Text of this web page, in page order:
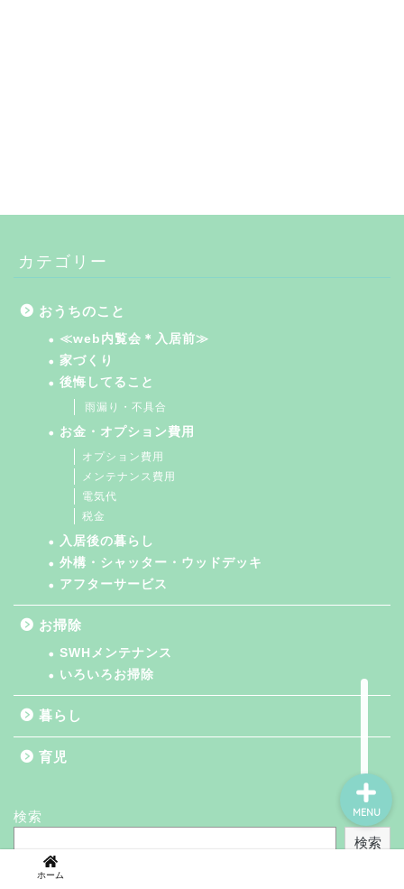
カテゴリー
おうちのこと
≪web内覧会＊入居前≫
家づくり
後悔してること
雨漏り・不具合
お金・オプション費用
オプション費用
メンテナンス費用
電気代
税金
入居後の暮らし
外構・シャッター・ウッドデッキ
アフターサービス
お掃除
SWHメンテナンス
いろいろお掃除
暮らし
育児
検索
検索
ホーム
MENU
家づくり